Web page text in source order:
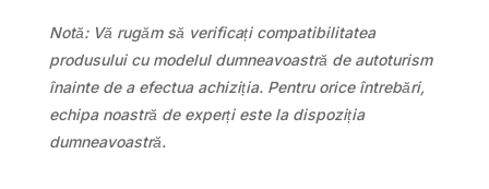
Notă: Vă rugăm să verificați compatibilitatea
produsului cu modelul dumneavoastră de autoturism
înainte de a efectua achiziția. Pentru orice întrebări,
echipa noastră de experți este la dispoziția
dumneavoastră.